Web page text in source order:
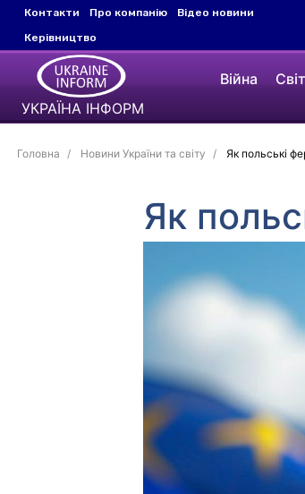
Контакти Про компанію
Відео новини
Керівництво
УКРАЇНА ІНФОРМ
Війна Світ
Головна Новини України та світу Як польські
Як